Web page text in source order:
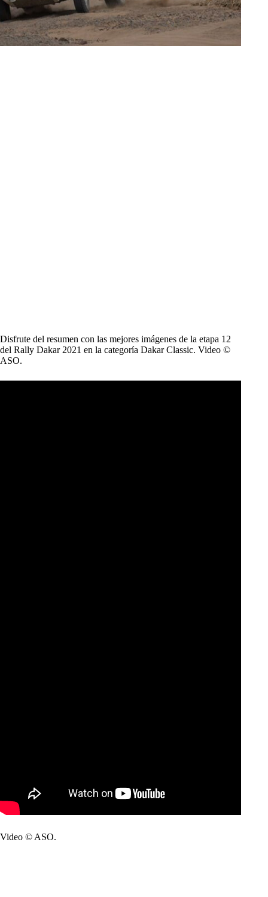
Disfrute del resumen con las mejores imágenes de la etapa 12
del Rally Dakar 2021 en la categoría Dakar Classic. Video ©
ASO.
Video © ASO.